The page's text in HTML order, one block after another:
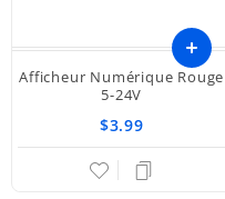
Afficheur Numérique Rouge
5-24V
$3.99